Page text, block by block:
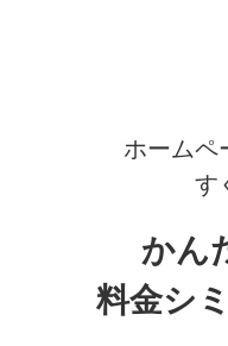
ホームペ
す
かん
料金シ